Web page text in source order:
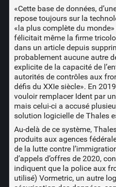
«Cette base de données,
repose toujours sur la
«la plus complète du
félicitait même la firme
dans un article depuis
probablement aucune autre
explicite de la capacité de
autorités de contrôles aux
défis du XXIe siècle». En
vouloir remplacer Ident par
mais celui-ci a accusé
solution logicielle de Thales
Au-delà de ce système,
produits aux agences
de la lutte contre
d’appels d’offres de 2020,
indiquent que la police aux
utilisé) Vormetric, un autre